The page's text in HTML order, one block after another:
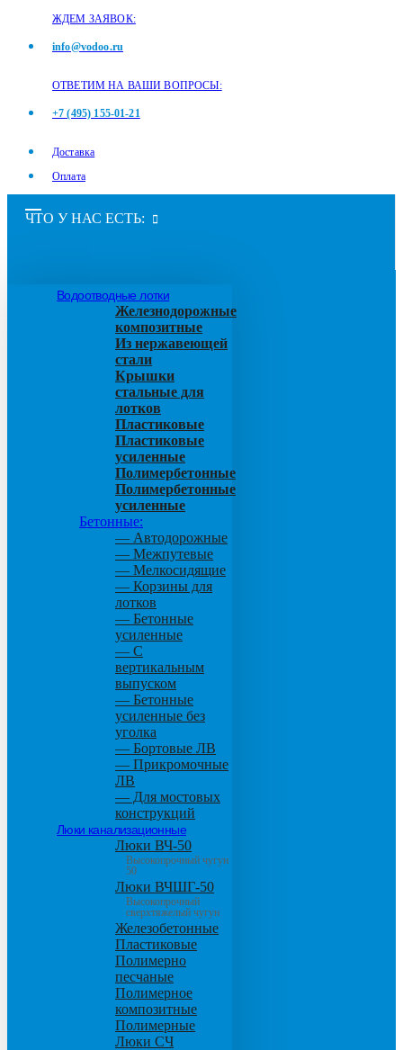
ЖДЕМ ЗАЯВОК:
info@vodoo.ru
ОТВЕТИМ НА ВАШИ ВОПРОСЫ:
+7 (495) 155-01-21
Доставка
Оплата
ЧТО У НАС ЕСТЬ:
Водоотводные лотки
Железнодорожные
композитные
Из нержавеющей
стали
Крышки
стальные для
лотков
Пластиковые
Пластиковые
усиленные
Полимербетонные
Полимербетонные
усиленные
Бетонные:
— Автодорожные
— Межпутевые
— Мелкосидящие
— Корзины для
лотков
— Бетонные
усиленные
— С
вертикальным
выпуском
— Бетонные
усиленные без
уголка
— Бортовые ЛВ
— Прикромочные
ЛВ
— Для мостовых
конструкций
Люки канализационные
Люки ВЧ-50
Высокопрочный чугун
50
Люки ВЧШГ-50
Высокопрочный
сверхтяжелый чугун
Железобетонные
Пластиковые
Полимерно
песчаные
Полимерное
композитные
Полимерные
Люки СЧ